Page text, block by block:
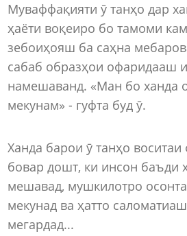
Муваффақияти ӯ танҳо дар
ҳаёти воқеиро бо тамоми
зебоиҳояш ба саҳна
сабаб образҳои офаридааш
намешаванд. «Ман бо ханда
мекунам» - гуфта буд ӯ.
Ханда барои ӯ танҳо воситаи
бовар дошт, ки инсон баъди
мешавад, мушкилотро
мекунад ва ҳатто
мегардад...